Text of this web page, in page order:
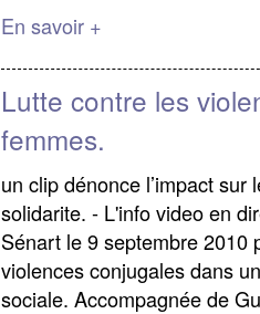
En savoir +
Lutte contre les
femmes.
un clip dénonce l’impact
solidarite. - L'info video en
Sénart le 9 septembre 2010
violences conjugales dans
sociale. Accompagnée de